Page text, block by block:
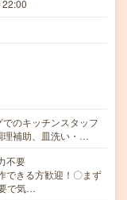
のキッチンスタッフ
理補助、皿洗い・…
不要
きる方歓迎！〇まず
で気…